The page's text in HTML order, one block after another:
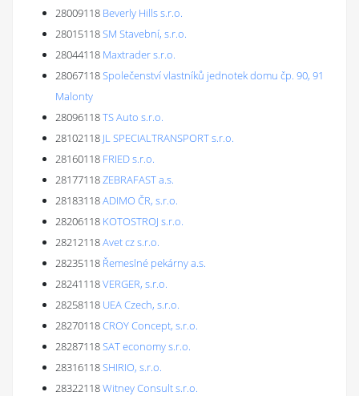
28009118 Beverly Hills s.r.o.
28015118SM Stavební, s.r.o.
28044118 Maxtrader s.r.o.
28067118Společenství vlastníků jednotek domu čp. 90, 91
Malonty
28096118TS Auto s.r.o.
28102118 JL SPECIALTRANSPORT s.r.o.
28160118 FRIED s.r.o.
28177118ZEBRAFAST a.s.
28183118ADIMO ČR, s.r.o.
28206118 KOTOSTROJ s.r.o.
28212118Avet cz s.r.o.
28235118 Řemeslné pekárny a.s.
28241118VERGER, s.r.o.
28258118 UEA Czech, s.r.o.
28270118CROY Concept, s.r.o.
28287118SAT economy s.r.o.
28316118SHIRIO, s.r.o.
28322118Witney Consult s.r.o.